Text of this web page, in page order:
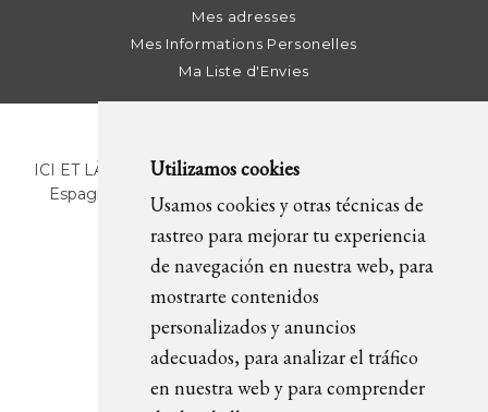
Utilizamos cookies
Usamos cookies y otras técnicas de
rastreo para mejorar tu experiencia
de navegación en nuestra web, para
mostrarte contenidos
personalizados y anuncios
adecuados, para analizar el tráfico
en nuestra web y para comprender
Mes adresses
Mes Informations Personelles
Ma Liste d'Envies
ICI ET LÀ | C/ Sant Pere Més Alt, 43 | 08003 Barcelona.
Espagne | T. +34 93 268 78 43 | +34 630 82 09 89 |